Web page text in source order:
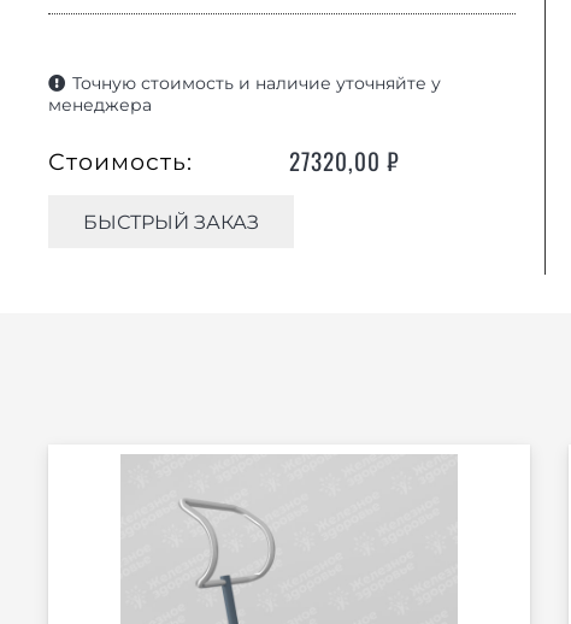
Точную стоимость и наличие уточняйте у
менеджера
Стоимость: 27320,00 ₽
БЫСТРЫЙ ЗАКАЗ